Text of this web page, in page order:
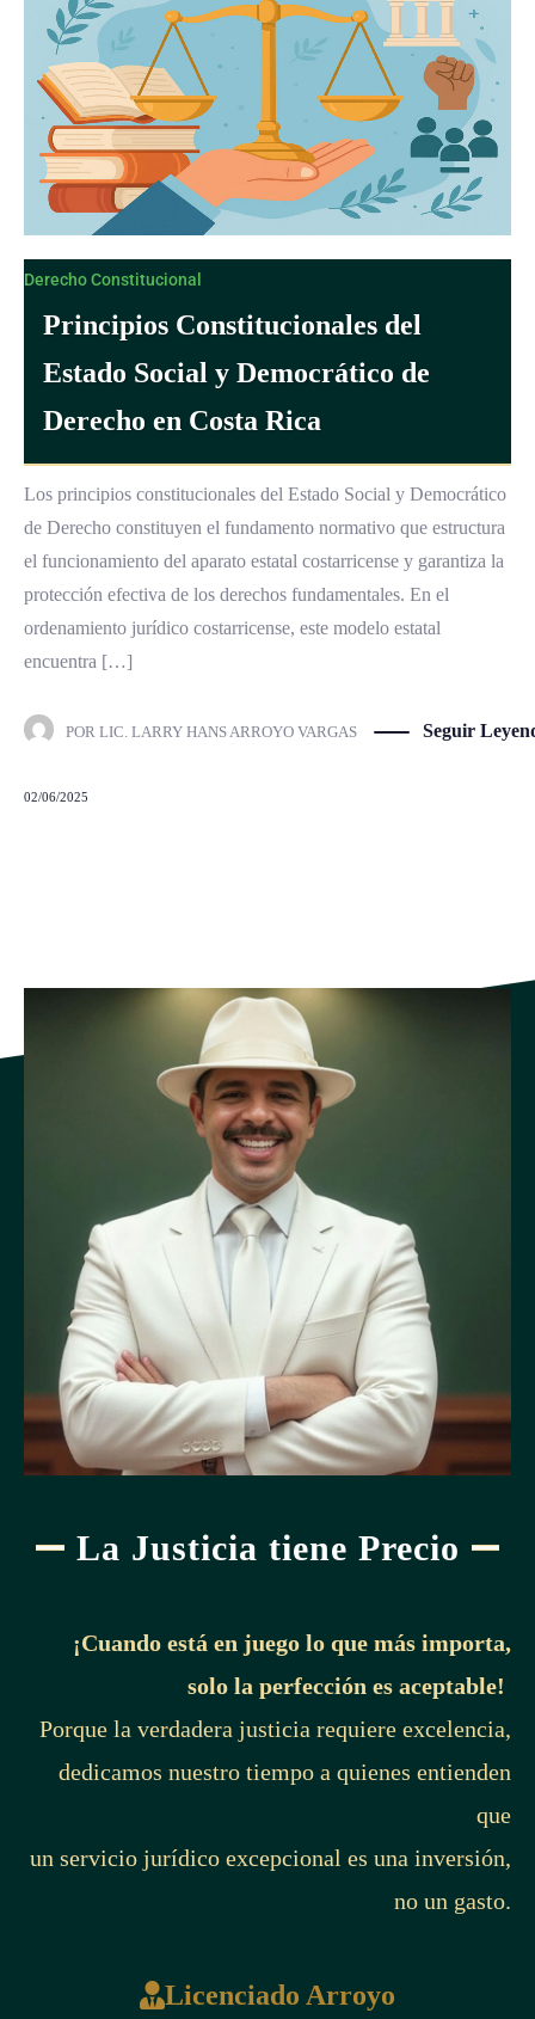
Derecho Constitucional
Principios Constitucionales del
Estado Social y Democrático de
Derecho en Costa Rica
Los principios constitucionales del Estado Social y Democrático
de Derecho constituyen el fundamento normativo que estructura
el funcionamiento del aparato estatal costarricense y garantiza la
protección efectiva de los derechos fundamentales. En el
ordenamiento jurídico costarricense, este modelo estatal
encuentra […]
POR LIC. LARRY HANS ARROYO VARGAS Seguir
02/06/2025
La Justicia tiene Precio
¡Cuando está en juego lo que más importa,
solo la perfección es aceptable!
Porque la verdadera justicia requiere excelencia,
dedicamos nuestro tiempo a quienes entienden
que
un servicio jurídico excepcional es una inversión,
no un gasto.
Licenciado Arroyo